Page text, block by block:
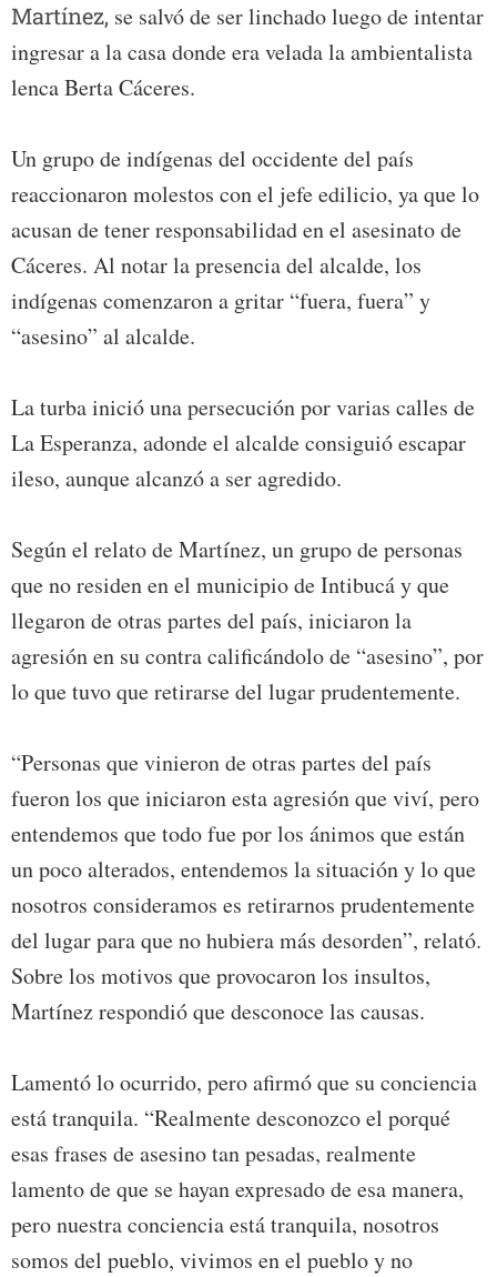
Martínez, se salvó de ser linchado luego de intentar
ingresar a la casa donde era velada la ambientalista
lenca Berta Cáceres.
Un grupo de indígenas del occidente del país
reaccionaron molestos con el jefe edilicio, ya que lo
acusan de tener responsabilidad en el asesinato de
Cáceres. Al notar la presencia del alcalde, los
indígenas comenzaron a gritar “fuera, fuera” y
“asesino” al alcalde.
La turba inició una persecución por varias calles de
La Esperanza, adonde el alcalde consiguió escapar
ileso, aunque alcanzó a ser agredido.
Según el relato de Martínez, un grupo de personas
que no residen en el municipio de Intibucá y que
llegaron de otras partes del país, iniciaron la
agresión en su contra calificándolo de “asesino”, por
lo que tuvo que retirarse del lugar prudentemente.
“Personas que vinieron de otras partes del país
fueron los que iniciaron esta agresión que viví, pero
entendemos que todo fue por los ánimos que están
un poco alterados, entendemos la situación y lo que
nosotros consideramos es retirarnos prudentemente
del lugar para que no hubiera más desorden”, relató.
Sobre los motivos que provocaron los insultos,
Martínez respondió que desconoce las causas.
Lamentó lo ocurrido, pero afirmó que su conciencia
está tranquila. “Realmente desconozco el porqué
esas frases de asesino tan pesadas, realmente
lamento de que se hayan expresado de esa manera,
pero nuestra conciencia está tranquila, nosotros
somos del pueblo, vivimos en el pueblo y no